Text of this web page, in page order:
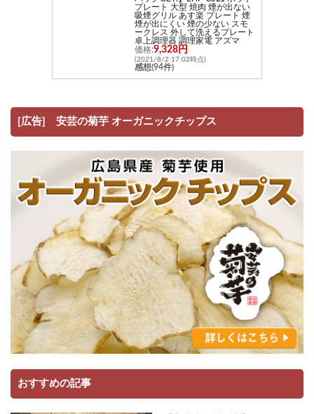
プレート 大型 焼肉 煙が出ない
吸煙グリル あす楽 プレート 煙
煙が出にくい 煙の少ない スモ
ークレス 外して洗えるプレート
卓上調理器 調理家電 アズマ
価格:9,328円
(2021/8/2 17:02時点)
感想(94件)
[広告] 安芸の菊芋 オーガニックチップス
おすすめの記事